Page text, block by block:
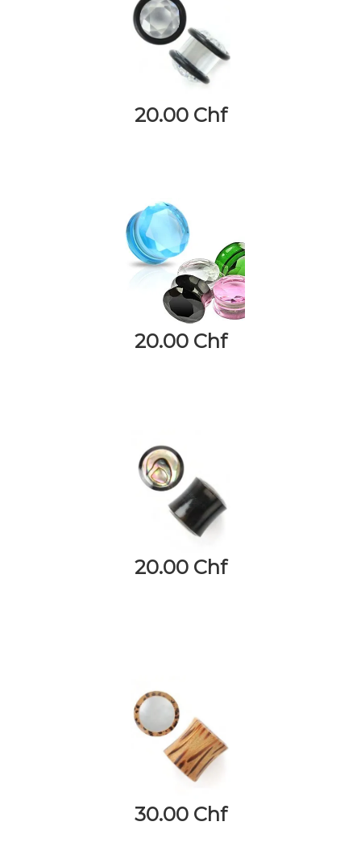
20.00 Chf
20.00 Chf
20.00 Chf
30.00 Chf